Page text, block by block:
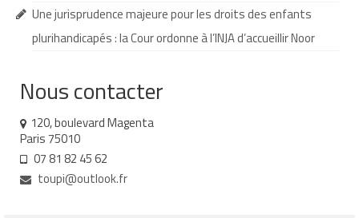
Aides destinées aux fonctionnaires
Aides pour les salariés du privé
Aide exceptionnelle sécurité sociale
Aide aux démarches relatives à la
scolarisation
Education nationale : ASH
Une jurisprudence majeure pour les droits des enfants
plurihandicapés : la Cour ordonne à l’INJA d’accueillir Noor
Nous contacter
120, boulevard Magenta
Paris 75010
07 81 82 45 62
toupi@outlook.fr